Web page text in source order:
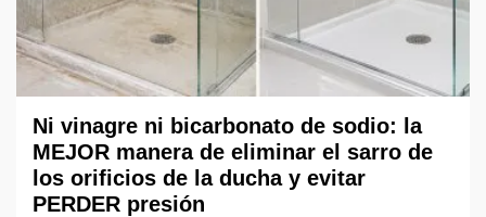
Ni vinagre ni bicarbonato de sodio: la
MEJOR manera de eliminar el sarro de
los orificios de la ducha y evitar
PERDER presión